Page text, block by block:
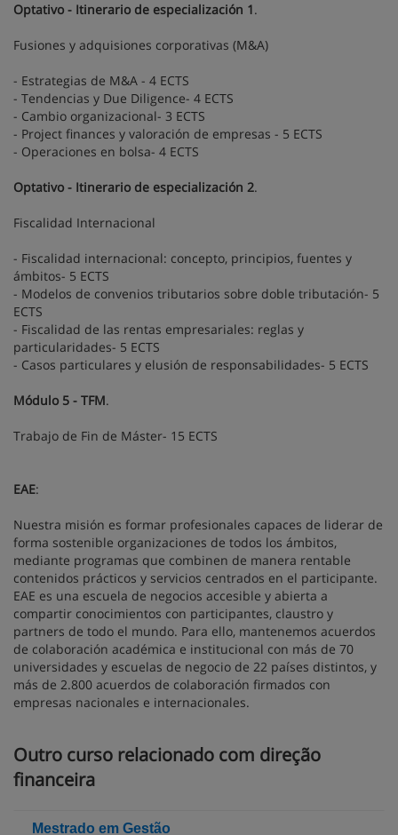
Optativo - Itinerario de especialización 1.
Fusiones y adquisiones corporativas (M&A)
- Estrategias de M&A - 4 ECTS
- Tendencias y Due Diligence- 4 ECTS
- Cambio organizacional- 3 ECTS
- Project finances y valoración de empresas - 5 ECTS
- Operaciones en bolsa- 4 ECTS
Optativo - Itinerario de especialización 2.
Fiscalidad Internacional
- Fiscalidad internacional: concepto, principios, fuentes y
ámbitos- 5 ECTS
- Modelos de convenios tributarios sobre doble tributación- 5
ECTS
- Fiscalidad de las rentas empresariales: reglas y
particularidades- 5 ECTS
- Casos particulares y elusión de responsabilidades- 5 ECTS
Módulo 5 - TFM.
Trabajo de Fin de Máster- 15 ECTS
EAE:
Nuestra misión es formar profesionales capaces de liderar de
forma sostenible organizaciones de todos los ámbitos,
mediante programas que combinen de manera rentable
contenidos prácticos y servicios centrados en el participante.
EAE es una escuela de negocios accesible y abierta a
compartir conocimientos con participantes, claustro y
partners de todo el mundo. Para ello, mantenemos acuerdos
de colaboración académica e institucional con más de 70
universidades y escuelas de negocio de 22 países distintos, y
más de 2.800 acuerdos de colaboración firmados con
empresas nacionales e internacionales.
Outro curso relacionado com direção
financeira
Mestrado em Gestão